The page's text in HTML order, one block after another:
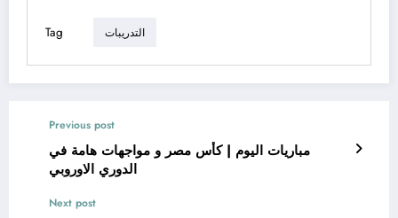
Tag التدريبات
Previous post
مباريات اليوم | كأس مصر و مواجهات هامة في
الدوري الاوروبي
Next post